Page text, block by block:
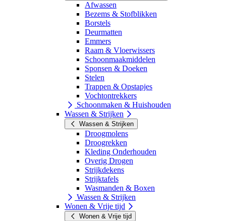
Afwassen
Bezems & Stofblikken
Borstels
Deurmatten
Emmers
Raam & Vloerwissers
Schoonmaakmiddelen
Sponsen & Doeken
Stelen
Trappen & Opstapjes
Vochtontrekkers
Schoonmaken & Huishouden
Wassen & Strijken
Wassen & Strijken
Droogmolens
Droogrekken
Kleding Onderhouden
Overig Drogen
Strijkdekens
Strijktafels
Wasmanden & Boxen
Wassen & Strijken
Wonen & Vrije tijd
Wonen & Vrije tijd